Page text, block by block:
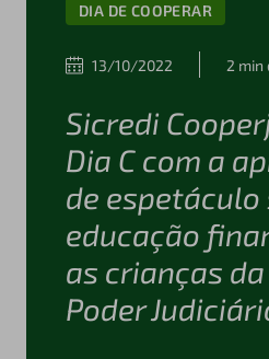
DIA DE COOPERAR
13/10/2022 2 min
Sicredi
Dia C com a
de espetáculo
educação
as crianças
Poder